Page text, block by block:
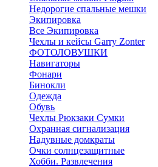
Недорогие спальные мешки
Экипировка
Все Экипировка
Чехлы и кейсы Garry Zonter
ФОТОЛОВУШКИ
Навигаторы
Фонари
Бинокли
Одежда
Обувь
Чехлы Рюкзаки Сумки
Охранная сигнализация
Надувные домкраты
Очки солнцезащитные
Хобби. Развлечения